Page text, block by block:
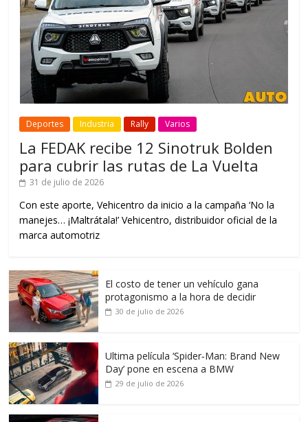
Deportes Industria Rally Varios
La FEDAK recibe 12 Sinotruk Bolden
para cubrir las rutas de La Vuelta
31 de julio de 2026
Con este aporte, Vehicentro da inicio a la campaña ‘No la
manejes… ¡Maltrátala!’ Vehicentro, distribuidor oficial de la
marca automotriz
El costo de tener un vehículo gana
protagonismo a la hora de decidir
30 de julio de 2026
Ultima película ‘Spider‑Man: Brand New
Day’ pone en escena a BMW
29 de julio de 2026